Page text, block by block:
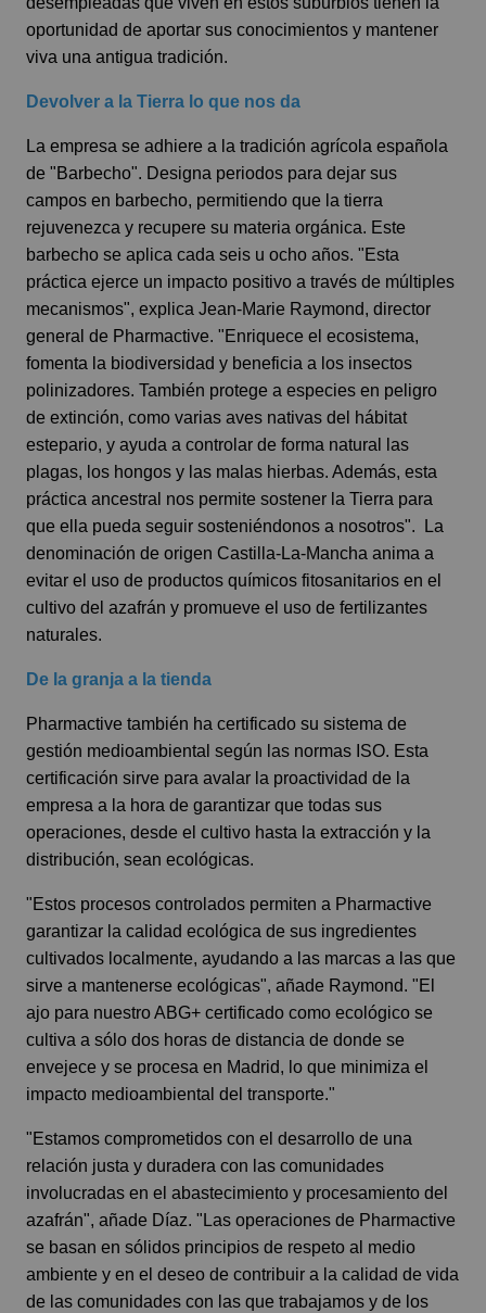
oportunidad de aportar sus conocimientos y mantener
viva una antigua tradición.
Devolver a la Tierra lo que nos da
La empresa se adhiere a la tradición agrícola española
de "Barbecho". Designa periodos para dejar sus
campos en barbecho, permitiendo que la tierra
rejuvenezca y recupere su materia orgánica. Este
barbecho se aplica cada seis u ocho años. "Esta
práctica ejerce un impacto positivo a través de múltiples
mecanismos", explica Jean-Marie Raymond, director
general de Pharmactive. "Enriquece el ecosistema,
fomenta la biodiversidad y beneficia a los insectos
polinizadores. También protege a especies en peligro
de extinción, como varias aves nativas del hábitat
estepario, y ayuda a controlar de forma natural las
plagas, los hongos y las malas hierbas. Además, esta
práctica ancestral nos permite sostener la Tierra para
que ella pueda seguir sosteniéndonos a nosotros". La
denominación de origen Castilla-La-Mancha anima a
evitar el uso de productos químicos fitosanitarios en el
cultivo del azafrán y promueve el uso de fertilizantes
naturales.
De la granja a la tienda
Pharmactive también ha certificado su sistema de
gestión medioambiental según las normas ISO. Esta
certificación sirve para avalar la proactividad de la
empresa a la hora de garantizar que todas sus
operaciones, desde el cultivo hasta la extracción y la
distribución, sean ecológicas.
"Estos procesos controlados permiten a Pharmactive
garantizar la calidad ecológica de sus ingredientes
cultivados localmente, ayudando a las marcas a las que
sirve a mantenerse ecológicas", añade Raymond. "El
ajo para nuestro ABG+ certificado como ecológico se
cultiva a sólo dos horas de distancia de donde se
envejece y se procesa en Madrid, lo que minimiza el
impacto medioambiental del transporte."
"Estamos comprometidos con el desarrollo de una
relación justa y duradera con las comunidades
involucradas en el abastecimiento y procesamiento del
azafrán", añade Díaz. "Las operaciones de Pharmactive
se basan en sólidos principios de respeto al medio
ambiente y en el deseo de contribuir a la calidad de vida
de las comunidades con las que trabajamos y de los